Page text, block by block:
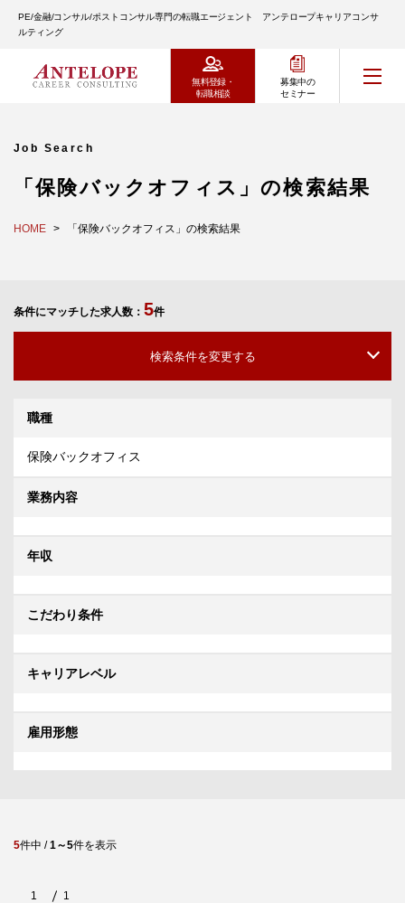
PE/金融/コンサル/ポストコンサル専門の転職エージェント アンテロープキャリアコンサ
ルティング
無料登録・
転職相談
募集中の
セミナー
Job Search
「保険バックオフィス」の検索結果
HOME 「保険バックオフィス」の検索結果
条件にマッチした求人数： 5件
検索条件を変更する
職種
保険バックオフィス
業務内容
年収
こだわり条件
キャリアレベル
雇用形態
5件中 /1～5件を表示
1 1